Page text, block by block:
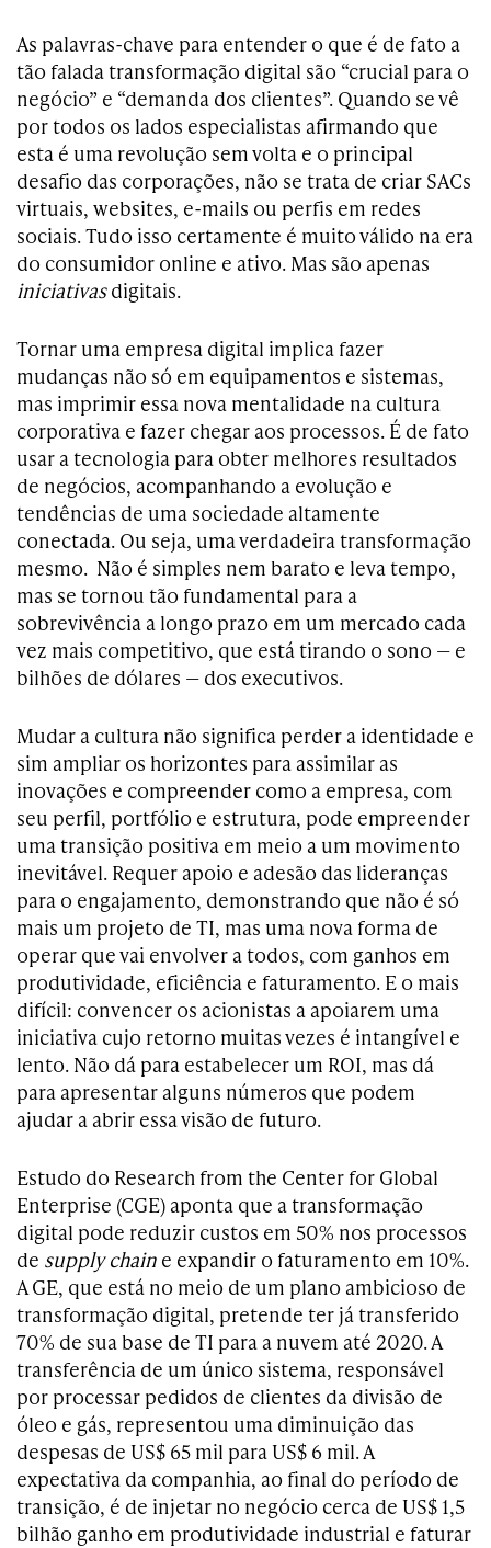
As palavras-chave para entender o que é de fato a
tão falada transformação digital são “crucial para o
negócio” e “demanda dos clientes”. Quando se vê
por todos os lados especialistas afirmando que
esta é uma revolução sem volta e o principal
desafio das corporações, não se trata de criar SACs
virtuais, websites, e-mails ou perfis em redes
sociais. Tudo isso certamente é muito válido na era
do consumidor online e ativo. Mas são apenas
iniciativasdigitais.
Tornar uma empresa digital implica fazer
mudanças não só em equipamentos e sistemas,
mas imprimir essa nova mentalidade na cultura
corporativa e fazer chegar aos processos. É de fato
usar a tecnologia para obter melhores resultados
de negócios, acompanhando a evolução e
tendências de uma sociedade altamente
conectada. Ou seja, uma verdadeira transformação
mesmo. Não é simples nem barato e leva tempo,
mas se tornou tão fundamental para a
sobrevivência a longo prazo em um mercado cada
vez mais competitivo, que está tirando o sono — e
bilhões de dólares — dos executivos.
Mudar a cultura não significa perder a identidade e
sim ampliar os horizontes para assimilar as
inovações e compreender como a empresa, com
seu perfil, portfólio e estrutura, pode empreender
uma transição positiva em meio a um movimento
inevitável. Requer apoio e adesão das lideranças
para o engajamento, demonstrando que não é só
mais um projeto de TI, mas uma nova forma de
operar que vai envolver a todos, com ganhos em
produtividade, eficiência e faturamento. E o mais
difícil: convencer os acionistas a apoiarem uma
iniciativa cujo retorno muitas vezes é intangível e
lento. Não dá para estabelecer um ROI, mas dá
para apresentar alguns números que podem
ajudar a abrir essa visão de futuro.
Estudo do Research from the Center for Global
Enterprise (CGE) aponta que a transformação
digital pode reduzir custos em 50% nos processos
de supply chain e expandir o faturamento em 10%.
A GE, que está no meio de um plano ambicioso de
transformação digital, pretende ter já transferido
70% de sua base de TI para a nuvem até 2020. A
transferência de um único sistema, responsável
por processar pedidos de clientes da divisão de
óleo e gás, representou uma diminuição das
despesas de US$ 65 mil para US$ 6 mil. A
expectativa da companhia, ao final do período de
transição, é de injetar no negócio cerca de US$ 1,5
bilhão ganho em produtividade industrial e faturar